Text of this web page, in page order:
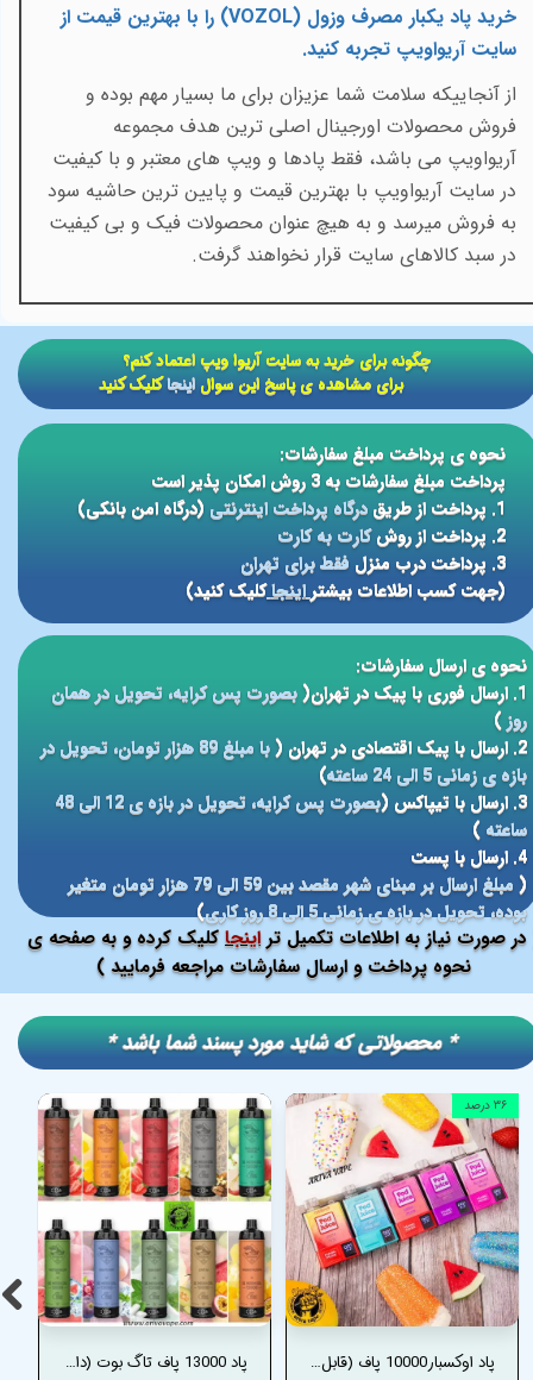
خرید پاد یکبار مصرف وزول (VOZOL
) را با بهترین قیمت از
سایت آریواویپ تجربه کنید.
از آنجاییکه سلامت شما عزیزان برای ما بسیار مهم بوده و
فروش محصولات اورجینال اصلی ترین هدف مجموعه
آریواویپ می باشد، فقط پادها و ویپ های معتبر و با کیفیت
در سایت آریواویپ با بهترین قیمت و پایین ترین حاشیه سود
به فروش میرسد و به هیچ عنوان محصولات فیک و بی کیفیت
در سبد کالاهای سایت قرار نخواهند گرفت.
صورت نیاز به اطلاعات تکمیل تراینجا کلیک کرده و به صفحه ی
نحوه پرداخت و ارسال سفارشات مراجعه فرمایید )
نحوه ی پرداخت مبلغ سفارشات:
پرداخت مبلغ سفارشات به 3 روش امکان پذیر است
1. پرداخت از طریق
درگاه پرداخت اینترنتی(درگاه امن بانکی)
2. پرداخت از روش
کارت به کارت
3. پرداخت درب منزل
فقط برای تهران
(جهت کسب اطلاعات بیشتر اینجاکلیک کنید)
نحوه ی ارسال سفارشات:
1. ارسال فوری با پیک در تهران(
بصورت پس کرایه، تحویل در همان
روز)
2. ارسال با پیک اقتصادی در تهران (
با مبلغ 89 هزار تومان، تحویل در
بازه ی زمانی 5 الی 24 ساعته
)
3. ارسال با تیپاکس (
بصورت پس کرایه، تحویل در بازه ی 12 الی 48
ساعته )
4. ارسال با پست
(
مبلغ ارسال بر مبنای شهر مقصد بین 59 الی 79 هزار تومان متغیر
بوده، تحویل در بازه ی زمانی 5 الی 8 روز کاری
)
​​چگونه برای خرید به سایت آریوا ویپ اعتماد کنم؟
برای مشاهده ی پاسخ این سوالاینجاکلیک کنید
پاد 13000 پاف تاگ بوت (دارای نمایشگر و قابل شارژ) –TUGBOAT 13000 PUFFS DISPOSABLE POD پاد اوکسبار10000 پاف (قابل شارژ و دارای نمایشگر) –OXBAR 10000 PUFFS DISPOSABLE POD
۳۶ درصد
​​* محصولاتی که شاید مورد پسند شما باشد *